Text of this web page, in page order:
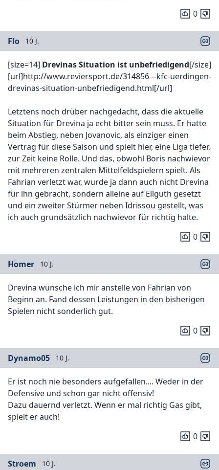
0
Flo 10 J.
[size=14] Drevinas Situation ist unbefriedigend[/size]
[url]http://www.reviersport.de/314856---kfc-uerdingen-
drevinas-situation-unbefriedigend.html[/url]
Letztens noch drüber nachgedacht, dass die aktuelle
Situation für Drevina ja echt bitter sein muss. Er hatte
beim Abstieg, neben Jovanovic, als einziger einen
Vertrag für diese Saison und spielt hier, eine Liga tiefer,
zur Zeit keine Rolle. Und das, obwohl Boris nachwievor
mit mehreren zentralen Mittelfeldspielern spielt. Als
Fahrian verletzt war, wurde ja dann auch nicht Drevina
für ihn gebracht, sondern alleine auf Ellguth gesetzt
und ein zweiter Stürmer neben Idrissou gestellt, was
ich auch grundsätzlich nachwievor für richtig halte.
0
Homer 10 J.
Drevina wünsche ich mir anstelle von Fahrian von
Beginn an. Fand dessen Leistungen in den bisherigen
Spielen nicht sonderlich gut.
0
Dynamo05 10 J.
Er ist noch nie besonders aufgefallen.... Weder in der
Defensive und schon gar nicht offensiv!
Dazu dauernd verletzt. Wenn er mal richtig Gas gibt,
spielt er auch!
0
Stroem 10 J.